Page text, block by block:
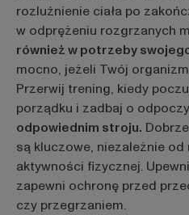
rozluźnienie ciała po
w odprężeniu rozgrzanych
również w potrzeby
mocno, jeżeli Twój
Przerwij trening, kiedy
porządku i zadbaj o
odpowiednim stroju.
są kluczowe, niezależnie
aktywności fizycznej.
zapewni ochronę przed
czy przegrzaniem.